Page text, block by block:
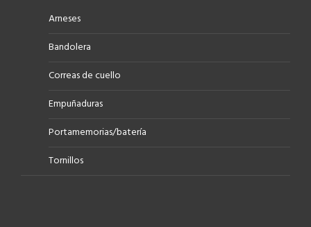
Arneses
Bandolera
Correas de cuello
Empuñaduras
Portamemorias/batería
Tornillos